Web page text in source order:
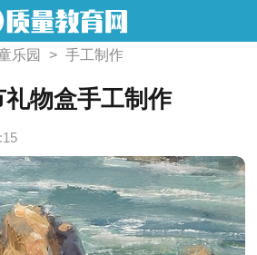
乐园 > 手工制作
礼物盒手工制作